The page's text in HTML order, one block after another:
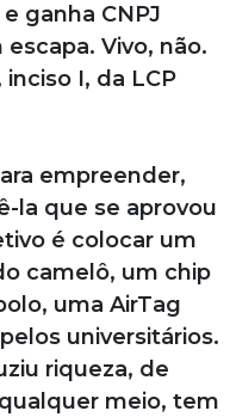
ganha CNPJ
Vivo, não.
I, da LCP
empreender,
la que se aprovou
é colocar um
camelô, um chip
uma AirTag
universitários.
riqueza, de
meio, tem